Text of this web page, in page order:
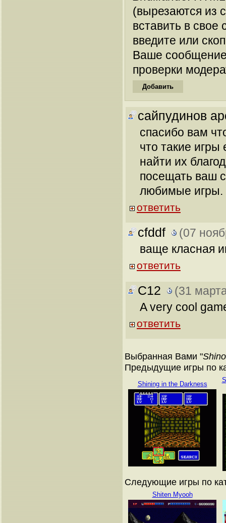
(вырезаются из
вставить в
введите или
Ваше
проверки
сайпудинов
спасибо вам
что такие игры
найти их
посещать ваш
любимые игры.
ответить
cfddf
(07
ваще класная
ответить
C12
(31
A very cool
ответить
Выбранная Вами "
Предыдущие игры по
Shining in the Darkness
Следующие игры по
Shiten Myooh